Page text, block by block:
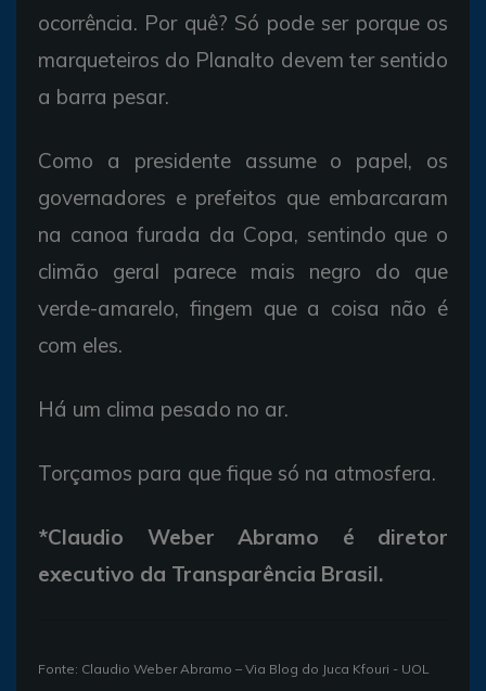
ocorrência. Por quê? Só pode ser porque os
marqueteiros do Planalto devem ter sentido
a barra pesar.
Como a presidente assume o papel, os
governadores e prefeitos que embarcaram
na canoa furada da Copa, sentindo que o
climão geral parece mais negro do que
verde-amarelo, fingem que a coisa não é
com eles.
Há um clima pesado no ar.
Torçamos para que fique só na atmosfera.
*Claudio Weber Abramo é diretor
executivo da Transparência Brasil.
Fonte: Claudio Weber Abramo – Via Blog do Juca Kfouri - UOL